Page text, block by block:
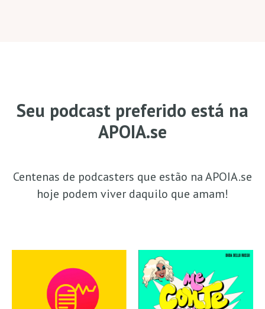
Seu podcast preferido está na
APOIA.se
Centenas de podcasters que estão na APOIA.se
hoje podem viver daquilo que amam!